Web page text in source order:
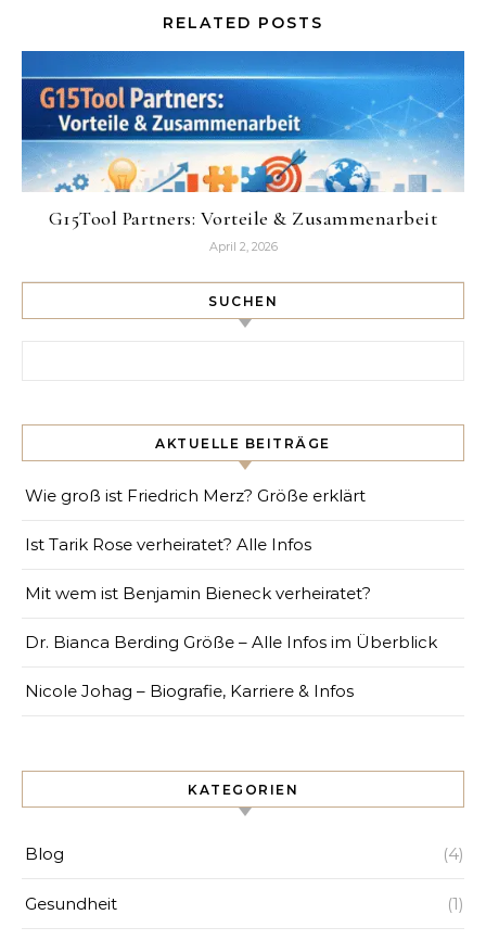
RELATED POSTS
G15Tool Partners: Vorteile & Zusammenarbeit
April 2, 2026
SUCHEN
AKTUELLE BEITRÄGE
Wie groß ist Friedrich Merz? Größe erklärt
Ist Tarik Rose verheiratet? Alle Infos
Mit wem ist Benjamin Bieneck verheiratet?
Dr. Bianca Berding Größe – Alle Infos im Überblick
Nicole Johag – Biografie, Karriere & Infos
KATEGORIEN
Blog (4)
Gesundheit (1)